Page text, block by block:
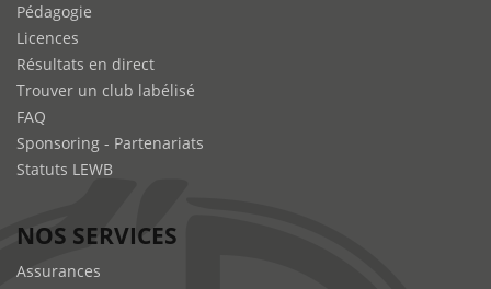
Pédagogie
Licences
Résultats en direct
Trouver un club labélisé
FAQ
Sponsoring - Partenariats
Statuts LEWB
NOS SERVICES
Assurances